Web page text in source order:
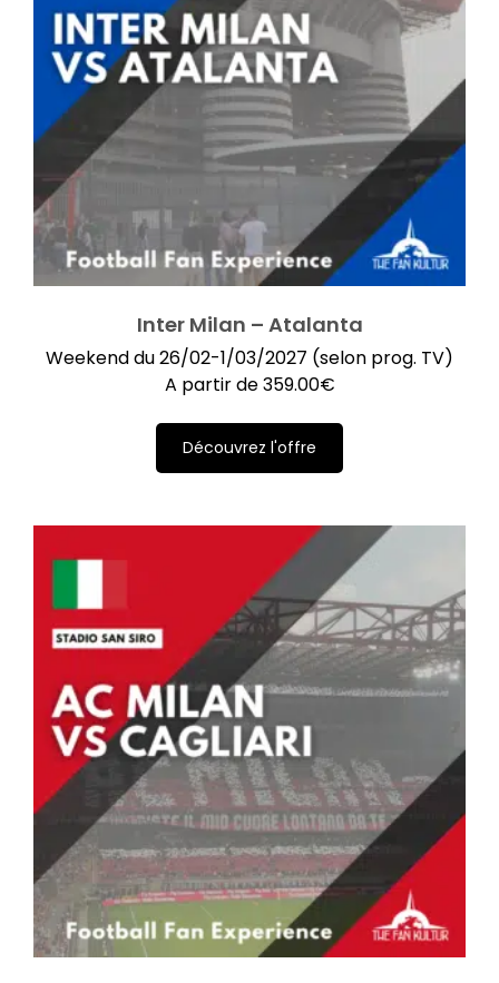
Inter Milan – Atalanta
Weekend du 26/02-1/03/2027 (selon prog. TV)
A partir de359.00€
Découvrez l'offre